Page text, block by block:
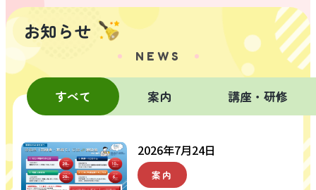
お知らせ
NEWS
すべて 案内 講座・研修
2026年7月24日
案内